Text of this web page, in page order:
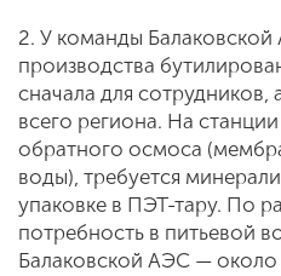
2. У команды Балаковской
производства
сначала для
всего региона. На станции
обратного осмоса
воды), требуется
упаковке в ПЭТ-тару. По
потребность в питьевой
Балаковской АЭС — около